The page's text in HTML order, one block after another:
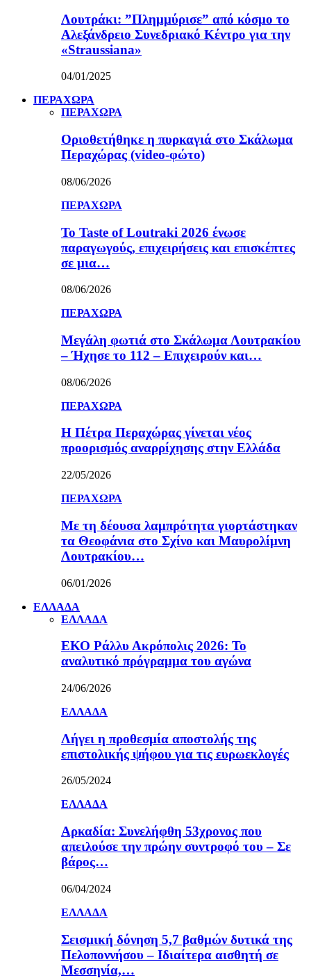
Λουτράκι: ”Πλημμύρισε” από κόσμο το
Αλεξάνδρειο Συνεδριακό Κέντρο για την
«Straussiana»
04/01/2025
ΠΕΡΑΧΩΡΑ
ΠΕΡΑΧΩΡΑ
Οριοθετήθηκε η πυρκαγιά στο Σκάλωμα
Περαχώρας (video-φώτο)
08/06/2026
ΠΕΡΑΧΩΡΑ
Το Taste of Loutraki 2026 ένωσε
παραγωγούς, επιχειρήσεις και επισκέπτες
σε μια…
08/06/2026
ΠΕΡΑΧΩΡΑ
Μεγάλη φωτιά στο Σκάλωμα Λουτρακίου
– Ήχησε το 112 – Επιχειρούν και…
08/06/2026
ΠΕΡΑΧΩΡΑ
Η Πέτρα Περαχώρας γίνεται νέος
προορισμός αναρρίχησης στην Ελλάδα
22/05/2026
ΠΕΡΑΧΩΡΑ
Με τη δέουσα λαμπρότητα γιορτάστηκαν
τα Θεοφάνια στο Σχίνο και Μαυρολίμνη
Λουτρακίου…
06/01/2026
ΕΛΛΑΔΑ
ΕΛΛΑΔΑ
ΕΚΟ Ράλλυ Ακρόπολις 2026: Το
αναλυτικό πρόγραμμα του αγώνα
24/06/2026
ΕΛΛΑΔΑ
Λήγει η προθεσμία αποστολής της
επιστολικής ψήφου για τις ευρωεκλογές
26/05/2024
ΕΛΛΑΔΑ
Αρκαδία: Συνελήφθη 53χρονος που
απειλούσε την πρώην συντροφό του – Σε
βάρος…
06/04/2024
ΕΛΛΑΔΑ
Σεισμική δόνηση 5,7 βαθμών δυτικά της
Πελοποννήσου – Ιδιαίτερα αισθητή σε
Μεσσηνία,…